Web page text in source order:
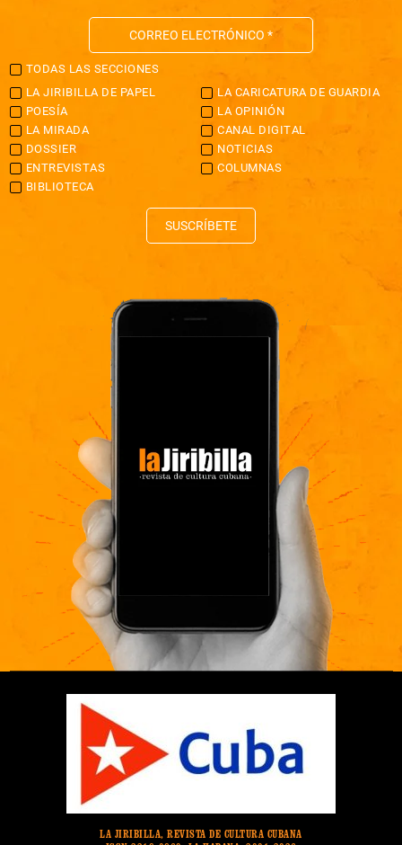
TODAS LAS SECCIONES
LA JIRIBILLA DE PAPEL
LA CARICATURA DE GUARDIA
POESÍA
LA OPINIÓN
LA MIRADA
CANAL DIGITAL
DOSSIER
NOTICIAS
ENTREVISTAS
COLUMNAS
BIBLIOTECA
SUSCRÍBETE
LA JIRIBILLA, REVISTA DE CULTURA CUBANA